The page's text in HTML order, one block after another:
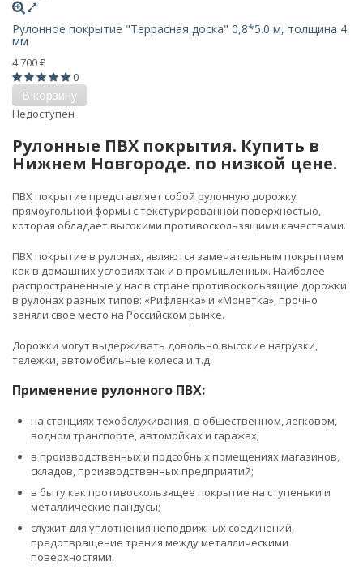
Рулонное покрытие "Террасная доска" 0,8*5.0 м, толщина 4
мм
4 700 ₽
0
В корзину
Недоступен
Рулонные ПВХ покрытия. Купить в
Нижнем Новгороде. по низкой цене.
ПВХ покрытие представляет собой рулонную дорожку
прямоугольной формы с текстурированной поверхностью,
которая обладает высокими противоскользящими качествами.
ПВХ покрытие в рулонах, являются замечательным покрытием
как в домашних условиях так и в промышленных. Наиболее
распространенные у нас в стране противоскользящие дорожки
в рулонах разных типов: «Рифленка» и «Монетка», прочно
заняли свое место на Российском рынке.
Дорожки могут выдерживать довольно высокие нагрузки,
тележки, автомобильные колеса и т.д.
Применение рулонного ПВХ:
на станциях техобслуживания, в общественном, легковом,
водном транспорте, автомойках и гаражах;
в производственных и подсобных помещениях магазинов,
складов, производственных предприятий;
в быту как противоскользящее покрытие на ступеньки и
металлические пандусы;
служит для уплотнения неподвижных соединений,
предотвращение трения между металлическими
поверхностями.